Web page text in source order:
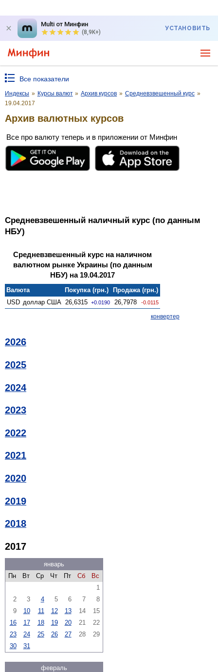
Multi от Минфин
(8,9K+)
УСТАНОВИТЬ
Все показатели
Индексы » Курсы валют » Архив курсов » Средневзвешенный курс »
19.04.2017
Архив валютных курсов
Все про валюту теперь и в приложении от Минфин
Средневзвешенный наличный курс (по данным
НБУ)
Средневзвешенный курс на наличном
валютном рынке Украины (по данным
НБУ) на 19.04.2017
Валюта Покупка (грн.)
Продажа (грн.)
USD доллар США 26,6315 +0.0190 26,7978 -0.0115
конвертер
2026
2025
2024
2023
2022
2021
2020
2019
2018
2017
январь
Пн
Вт Ср Чт Пт Сб
Вс
1
2
3 4 5 6 7
8
9
10 11 12 13 14
15
16
17 18 19 20 21
22
23
24 25 26 27 28
29
30
31
февраль